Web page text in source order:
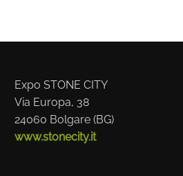
Expo STONE CITY
Via Europa, 38
24060 Bolgare (BG)
www.stonecity.it